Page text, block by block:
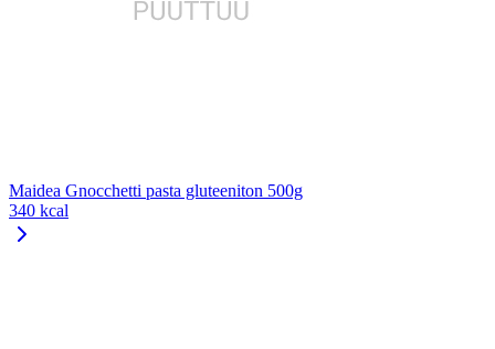
Maidea Gnocchetti pasta gluteeniton 500g
340 kcal